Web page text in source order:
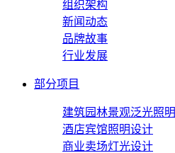
组织架构
新闻动态
品牌故事
行业发展
部分项目
建筑园林景观泛光照明
酒店宾馆照明设计
商业卖场灯光设计